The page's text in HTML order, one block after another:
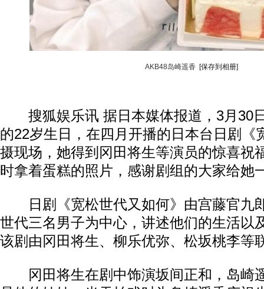
AKB48岛崎遥香 [保存到相册]
搜狐娱乐讯 据日本媒体报道，3月30
的22岁生日，在四月开播的日本台日剧《
摄现场，她得到冈田将生等演员的惊喜祝
时拿着蛋糕的照片，感谢剧组的大家给她
日剧《宽松世代又如何》由宫藤官九
世代三名男子为中心，讲述他们的生活以
该剧由冈田将生、柳乐优弥、松坂桃李等
冈田将生在剧中饰演坂间正和，岛崎
动物系恋人啊 | 钟欣潼体验爱情哲学